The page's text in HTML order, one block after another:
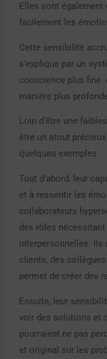
Elles sont également
facilement les
Cette sensibilité
s’explique par un
conscience plus fine
manière plus
Loin d’être une
être un atout
quelques exemples :
Tout d’abord, leur
et à ressentir les
collaborateurs
des rôles
interpersonnelles. Ils
clients, des
permet de créer des
Ensuite, leur
voir des solutions et
pourraient ne pas
et original sur les